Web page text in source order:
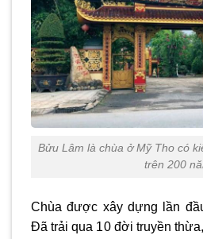
Bửu Lâm là chùa ở Mỹ Tho có
trên 200
Chùa được xây dựng lần
Đã trải qua 10 đời truyền